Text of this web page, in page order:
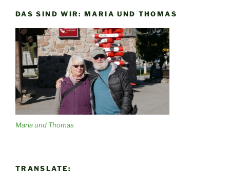
DAS SIND WIR: MARIA UND THOMAS
Maria und Thomas
TRANSLATE: